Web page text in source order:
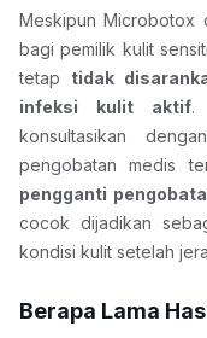
Meskipun Microbotox
bagi pemilik kulit
tetap tidak
infeksi kulit aktif.
konsultasikan
pengobatan medis
pengganti
cocok dijadikan
kondisi kulit setelah
Berapa Lama